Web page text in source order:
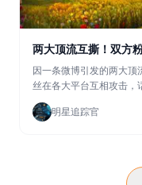
两大顶流互撕！双方
因一条微博引发的两大
丝在各大平台互相攻击，
明星追踪官